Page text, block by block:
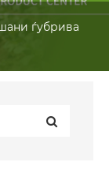
ѓубрива